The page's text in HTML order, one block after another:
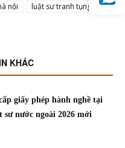
nội
luật sư tranh tụng
KHÁC
giấy phép hành nghề tại
sư nước ngoài 2026 mới